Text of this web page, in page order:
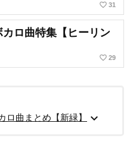
favorite_border 31
カロ曲特集【ヒーリン
favorite_border 29
ロ曲まとめ【新緑】
expand_more